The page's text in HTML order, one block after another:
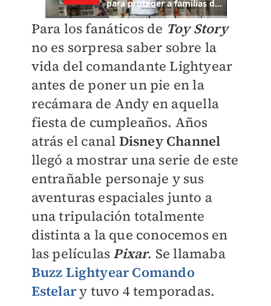
Para los fanáticos de Toy Story
no es sorpresa saber sobre la
vida del comandante Lightyear
antes de poner un pie en la
recámara de Andy en aquella
fiesta de cumpleaños. Años
atrás el canal Disney Channel
llegó a mostrar una serie de este
entrañable personaje y sus
aventuras espaciales junto a
una tripulación totalmente
distinta a la que conocemos en
las películas Pixar. Se llamaba
Buzz Lightyear Comando
Estelary tuvo 4 temporadas.